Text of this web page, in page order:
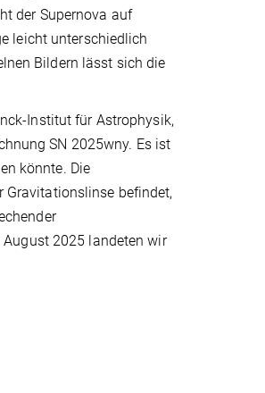
der Supernova auf
leicht unterschiedlich
Bildern lässt sich die
Institut für Astrophysik,
SN 2025wny. Es ist
könnte. Die
Gravitationslinse befindet,
2025 landeten wir